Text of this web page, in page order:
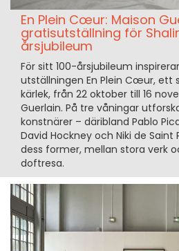
En Plein Cœur: Maison
gratisutställning för
årsjubileum
För sitt 100-årsjubileum
utställningen En Plein Cœur, ett
kärlek, från 22 oktober till 16
Guerlain. På tre våningar
konstnärer – däribland Pablo
David Hockney och Niki de Saint
dess former, mellan stora verk
doftresa.